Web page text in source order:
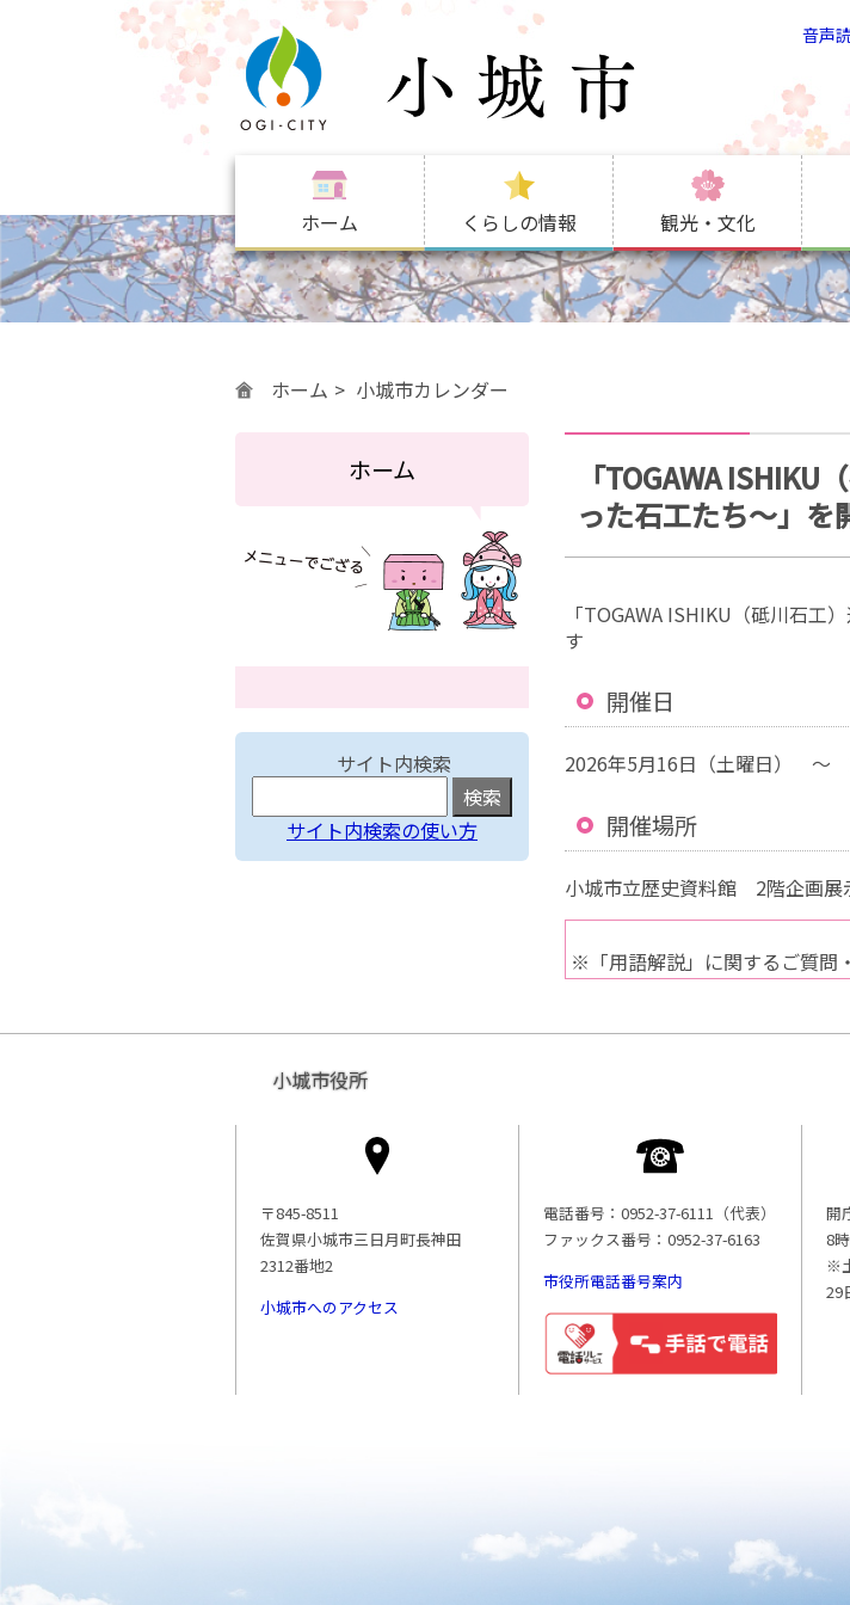
音声
ホーム くらしの情報 観光・文化
ホーム 小城市カレンダー
「TOGAWA
った石工たち～」を
「TOGAWA ISHIKU（砥川石工
す
開催日
2026年5月16日（土曜日） ～
開催場所
小城市立歴史資料館 2階企画展
※「用語解説」に関するご質問
ホーム
サイト内検索
サイト内検索の使い方
小城市役所
〒845-8511
佐賀県小城市三日月町長神田
2312番地2
小城市へのアクセス
電話番号：0952-37-6111（代表）
ファックス番号：0952-37-6163
市役所電話番号案内
開
8
※
29